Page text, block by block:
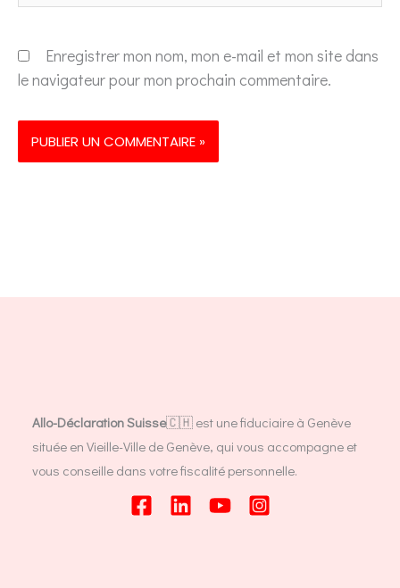
Enregistrer mon nom, mon e-mail et mon site dans
le navigateur pour mon prochain commentaire.
Allo-Déclaration Suisse🇨🇭 est une fiduciaire à Genève
située en Vieille-Ville de Genève, qui vous accompagne et
vous conseille dans votre fiscalité personnelle.